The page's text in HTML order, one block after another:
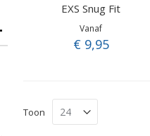
EXS Snug Fit
Vanaf
€ 9,95
Toon